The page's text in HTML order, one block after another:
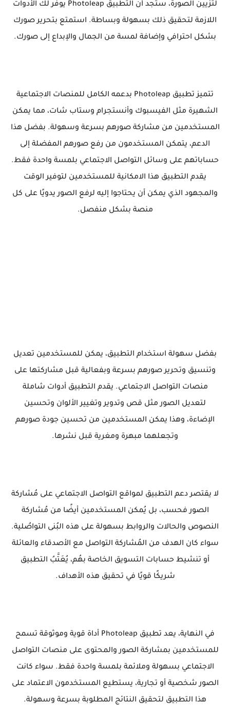
لتزيين الصورة، ستجد أن التطبيق Photoleap يوفر لك الأدوات
اللازمة لتحقيق ذلك بسهولة وبساطة. استمتع بتحرير صورك
بشكل احترافي وإضافة لمسة من الجمال والإبداع إلى صورك.
تتميز تطبيق Photoleap بدعمه الكامل للمنصات الاجتماعية
الشهيرة مثل الفيسبوك وأنستجرام وستاب شات، مما يمكن
المستخدمين من مشاركة صورهم بسرعة وسهولة. بفضل هذا
الدعم، يتمكن المستخدمون من رفع صورهم المفضلة إلى
حساباتهم على وسائل التواصل الاجتماعي بلمسة واحدة فقط.
يقدم التطبيق هذا الامكانية للمستخدمين لتوفير الوقت
والمجهود الذي يمكن أن يحتاجوا إليه لرفع الصور يدويًا على كل
منصة بشكل منفصل.
بفضل سهولة استخدام التطبيق، يمكن للمستخدمين تعديل
وتنسيق وتحرير صورهم بسرعة وبفعالية قبل مشاركتها على
منصات التواصل الاجتماعي. يقدم التطبيق أدوات شاملة
لتعديل الصور مثل قص وتدوير وتغيير الألوان وتحسين
الإضاءة، وهذا يمكن المستخدمين من تحسين جودة صورهم
وتجعلهما مبهرة ومغرية قبل نشرها.
لا يقتصر دعم التطبيق لمواقع التواصل الاجتماعي على مُشاركة
الصور فحسب، بل يُمكن المستخدمين أيضًا من مُشاركة
النصوص والحالات والروابط بسهولة على هذه البُنى التواصُلية.
سواء كان الهدف من المُشاركة التواصل مع الأصدقاء والعائلة
أو تنشيط حسابات التسويق الخاصة بهُم، يُعَتَّبُ التطبيق
شريكًا قويًا في تحقيق هذه الأهداف.
في النهاية، يعد تطبيق Photoleap أداة قوية وموثوقة تسمح
للمستخدمين بمشاركة الصور والمحتوى على منصات التواصل
الاجتماعي بسهولة وملائمة بلمسة واحدة فقط. سواء كانت
الصور شخصية أو تجارية، يستطيع المستخدمون الاعتماد على
هذا التطبيق لتحقيق النتائج المطلوبة بسرعة وسهولة.